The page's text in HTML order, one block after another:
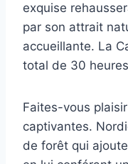
exquise
par son attrait
accueillante. La
total de 30
Faites-vous
captivantes.
de forêt qui